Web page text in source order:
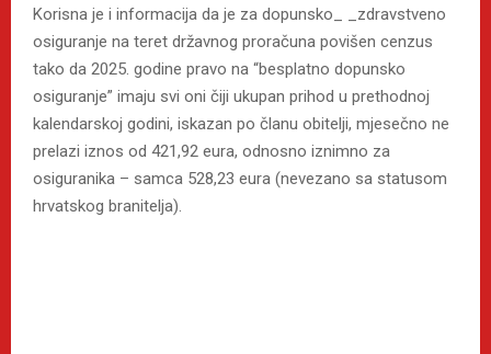
Korisna je i informacija da je za dopunsko_ _zdravstveno
osiguranje na teret državnog proračuna povišen cenzus
tako da 2025. godine pravo na “besplatno dopunsko
osiguranje” imaju svi oni čiji ukupan prihod u prethodnoj
kalendarskoj godini, iskazan po članu obitelji, mjesečno ne
prelazi iznos od 421,92 eura, odnosno iznimno za
osiguranika – samca 528,23 eura (nevezano sa statusom
hrvatskog branitelja).